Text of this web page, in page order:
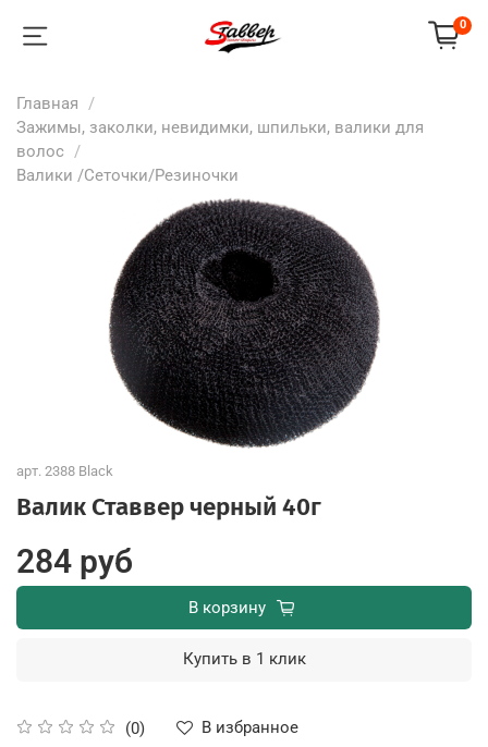
0
Главная
Зажимы, заколки, невидимки, шпильки, валики для
волос
Валики /Сеточки/Резиночки
арт. 2388 Black
Валик Ставвер черный 40г
(0)
В избранное
284 руб
В корзину
Купить в 1 клик